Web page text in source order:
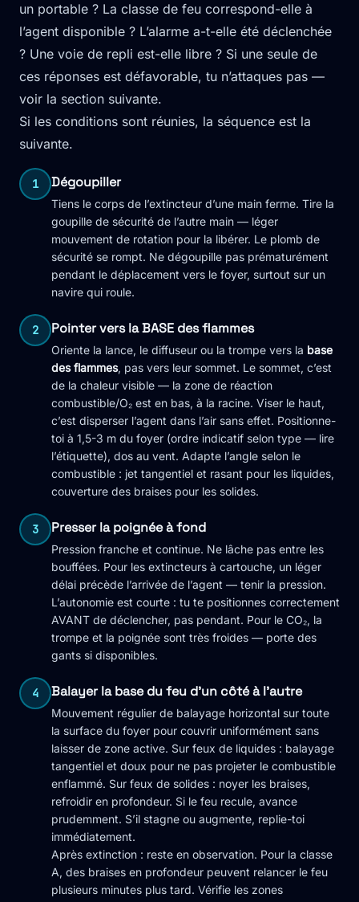
un portable ? La classe de feu correspond-elle à
l’agent disponible ? L’alarme a-t-elle été déclenchée
? Une voie de repli est-elle libre ? Si une seule de
ces réponses est défavorable, tu n’attaques pas —
voir la section suivante.
Si les conditions sont réunies, la séquence est la
suivante.
1 Dégoupiller
Tiens le corps de l’extincteur d’une main ferme. Tire la
goupille de sécurité de l’autre main — léger
mouvement de rotation pour la libérer. Le plomb de
sécurité se rompt. Ne dégoupille pas prématurément
pendant le déplacement vers le foyer, surtout sur un
navire qui roule.
2 Pointer vers la BASE des flammes
Oriente la lance, le diffuseur ou la trompe vers la base
des flammes, pas vers leur sommet. Le sommet, c’est
de la chaleur visible — la zone de réaction
combustible/O₂ est en bas, à la racine. Viser le haut,
c’est disperser l’agent dans l’air sans effet. Positionne-
toi à 1,5-3 m du foyer (ordre indicatif selon type — lire
l’étiquette), dos au vent. Adapte l’angle selon le
combustible : jet tangentiel et rasant pour les liquides,
couverture des braises pour les solides.
3 Presser la poignée à fond
Pression franche et continue. Ne lâche pas entre les
bouffées. Pour les extincteurs à cartouche, un léger
délai précède l’arrivée de l’agent — tenir la pression.
L’autonomie est courte : tu te positionnes correctement
AVANT de déclencher, pas pendant. Pour le CO₂, la
trompe et la poignée sont très froides — porte des
gants si disponibles.
4 Balayer la base du feu d'un côté à l'autre
Mouvement régulier de balayage horizontal sur toute
la surface du foyer pour couvrir uniformément sans
laisser de zone active. Sur feux de liquides : balayage
tangentiel et doux pour ne pas projeter le combustible
enflammé. Sur feux de solides : noyer les braises,
refroidir en profondeur. Si le feu recule, avance
prudemment. S’il stagne ou augmente, replie-toi
immédiatement.
Après extinction : reste en observation. Pour la classe
A, des braises en profondeur peuvent relancer le feu
plusieurs minutes plus tard. Vérifie les zones